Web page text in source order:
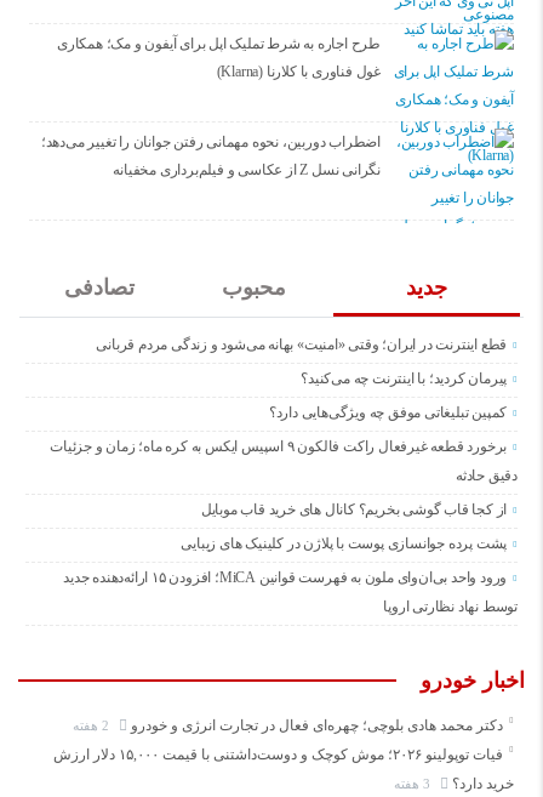
طرح اجاره به شرط تملیک اپل برای آیفون و مک؛ همکاری
غول فناوری با کلارنا (Klarna)
اضطراب دوربین، نحوه مهمانی رفتن جوانان را تغییر می‌دهد؛
نگرانی نسل Z از عکاسی و فیلم‌برداری مخفیانه
جدید محبوب تصادفی
قطع اینترنت در ایران؛ وقتی «امنیت» بهانه می‌شود و زندگی مردم قربانی
پیرمان کردید؛ با اینترنت چه می‌کنید؟
کمپین تبلیغاتی موفق چه ویژگی‌هایی دارد؟
برخورد قطعه غیرفعال راکت فالکون ۹ اسپیس ایکس به کره ماه؛ زمان و جزئیات
دقیق حادثه
از کجا قاب گوشی بخریم؟ کانال های خرید قاب موبایل
پشت پرده جوانسازی پوست با پلاژن در کلینیک های زیبایی
ورود واحد بی‌ان‌وای ملون به فهرست قوانین MiCA؛ افزودن ۱۵ ارائه‌دهنده جدید
توسط نهاد نظارتی اروپا
اخبار خودرو
دکتر محمد هادی بلوچی؛ چهره‌ای فعال در تجارت انرژی و خودرو
فیات توپولینو ۲۰۲۶؛ موش کوچک و دوست‌داشتنی با قیمت ۱۵,۰۰۰ دلار ارزش
خرید دارد؟